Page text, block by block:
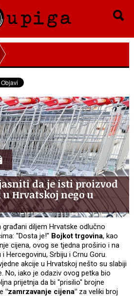
da je isti proizvod
Hrvatskoj nego u
diljem Hrvatske odlučno
"Dosta je!" Bojkot trgovina, kao
cijena, ovog se tjedna proširio i na
Hercegovinu, Srbiju i Crnu Goru.
akcije u Hrvatskoj nešto su slabiji
No, iako je odaziv ovog petka bio
prijetnja da bi "prisilio" brojne
"zamrzavanje cijena" za veliki broj